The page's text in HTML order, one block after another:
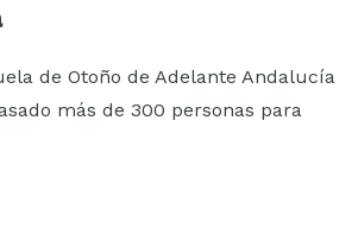
de Otoño de Adelante Andalucía
más de 300 personas para